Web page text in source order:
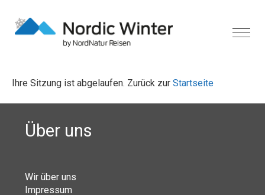
Ihre Sitzung ist abgelaufen. Zurück zur Startseite
Über uns
Wir über uns
Impressum